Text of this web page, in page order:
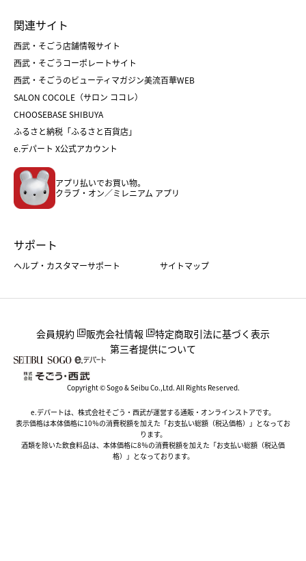
父の日
クリスマスケーキ
ホワイトデー
菓子折り
和菓子
人気のギフト
バレンタイン
ホワイトデー
おせち
フード
ホーム・キッチン＆アート
関連サイト
西武・そごう店舗情報サイト
西武・そごうコーポレートサイト
西武・そごうのビューティマガジン美流百華WEB
SALON COCOLE（サロン ココレ）
CHOOSEBASE SHIBUYA
ふるさと納税「ふるさと百貨店」
e.デパート X公式アカウント
アプリ払いでお買い物。
クラブ・オン／ミレニアム アプリ
サポート
ヘルプ・カスタマーサポート サイトマップ
会員規約 販売会社情報
特定商取引法に基づく表示
第三者提供について
Copyright © Sogo & Seibu Co.,Ltd. All Rights Reserved.
e.デパートは、株式会社そごう・西武が運営する通販・オンラインストアです。
表示価格は本体価格に10％の消費税額を加えた「お支払い総額（税込価格）」となってお
ります。
酒類を除いた飲食料品は、本体価格に8％の消費税額を加えた「お支払い総額（税込価
格）」となっております。